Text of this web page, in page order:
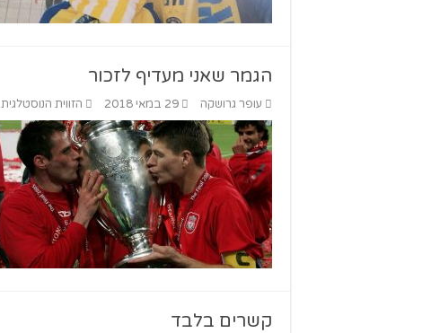
הגמר שאני מעדיף לזכור
עופר גרושקה 29 במאי 2018 הזווית הנוסטלגית
קשרים בלבד